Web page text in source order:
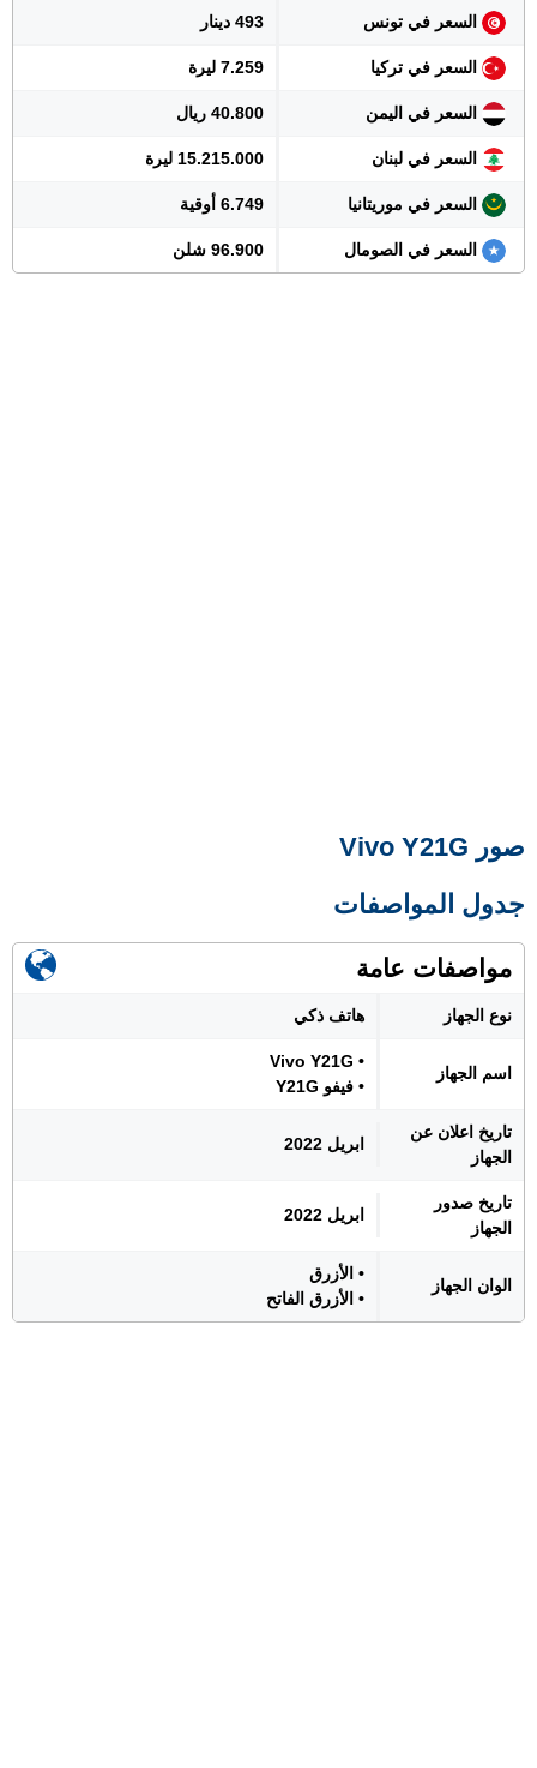
السعر في تونس 493 دينار
السعر في تركيا 7.259 ليرة
السعر في اليمن 40.800 ريال
السعر في لبنان 15.215.000 ليرة
السعر في موريتانيا 6.749 أوقية
السعر في الصومال 96.900 شلن
صور Vivo Y21G
جدول المواصفات
مواصفات عامة
نوع الجهاز هاتف ذكي
اسم الجهاز
• Vivo Y21G
• فيفو Y21G
تاريخ اعلان عن
الجهاز
ابريل 2022
تاريخ صدور
الجهاز
ابريل 2022
الوان الجهاز
• الأزرق
• الأزرق الفاتح